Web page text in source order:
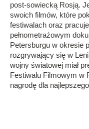
post-sowiecką Rosją.
swoich filmów, które
festiwalach oraz
pełnometrażowym
Petersburgu w okresie
rozgrywający się w
wojny światowej miał
Festiwalu Filmowym w
nagrodę dla